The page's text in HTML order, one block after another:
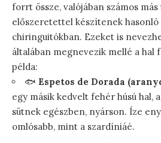
forrt össze, valójában számos
előszeretettel készítenek hasonló
chiringuitókban. Ezeket is
általában megnevezik mellé a hal
példa:
🐟 Espetos de Dorada
egy másik kedvelt fehér húsú hal,
sütnek egészben, nyárson. Íze
omlósabb, mint a szardíniáé.